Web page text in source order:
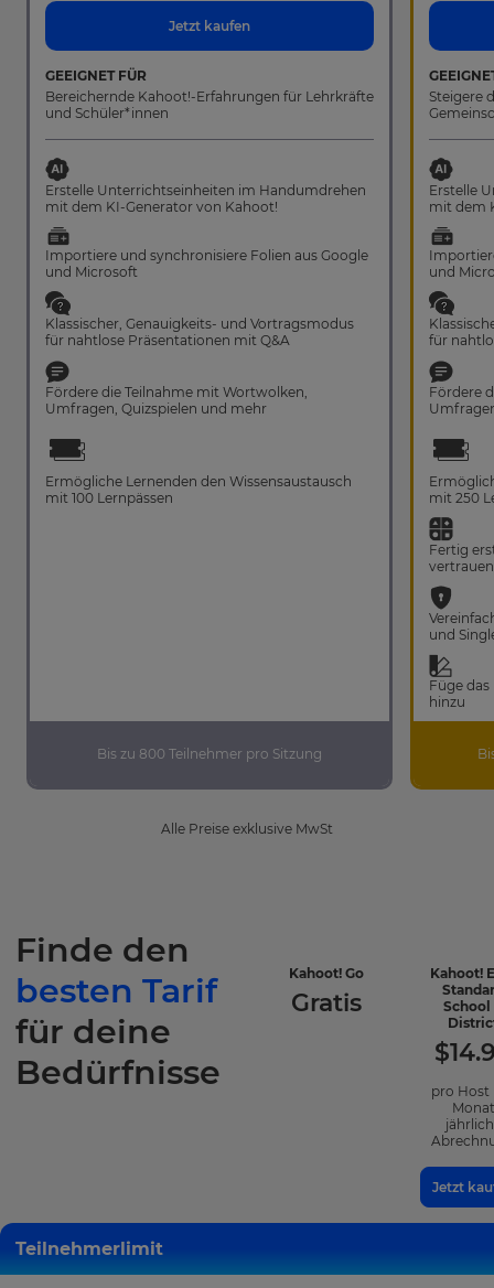
Jetzt kaufen
GEEIGNET FÜR
Bereichernde Kahoot!-Erfahrungen für Lehrkräfte
und Schüler*innen
Erstelle Unterrichtseinheiten im Handumdrehen
mit dem KI-Generator von Kahoot!
Importiere und synchronisiere Folien aus Google
und Microsoft
Klassischer, Genauigkeits- und Vortragsmodus
für nahtlose Präsentationen mit Q&A
Fördere die Teilnahme mit Wortwolken,
Umfragen, Quizspielen und mehr
Ermögliche Lernenden den Wissensaustausch
mit 100 Lernpässen
Bis zu 800 Teilnehmer pro Sitzung
Steigere
Erstelle
mit dem
und
für
Fördere
mit 250
Fertig
und
Füge
hinzu
Alle Preise exklusive MwSt
Finde den
besten Tarif
für deine
Bedürfnisse
Kahoot! Go-
Gratis
Kahoot!
School
$
pro Host
Monat
Jetzt
Teilnehmerlimit